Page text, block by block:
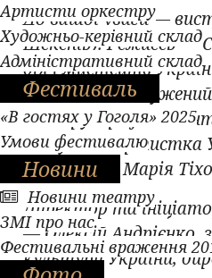
Артисти оркестру
Художньо-керівний склад
Адміністративний склад
Фестиваль
«В гостях у Гоголя» 2025
Умови фестивалю
Новини
Новини театру
ЗМІ про нас
Фестивальні враження
До вашої уваги —
Шекспір). Режисер —
діяч мистецтв
Любченко,
театру. Графіня
заслужена артистка
Корнелія — Марія
Директор та
— Олексій Андрієнко,
культури України,